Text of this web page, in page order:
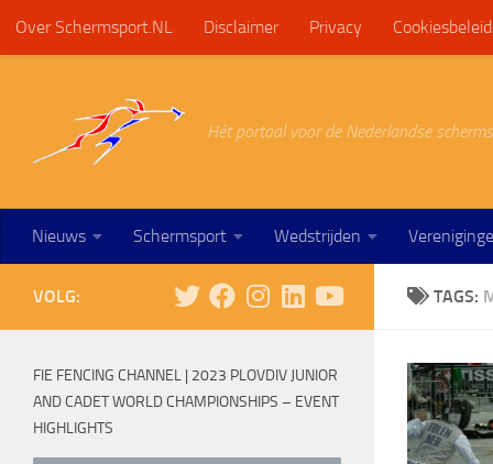
Doorgaan naar inhoud
Over Schermsport.NL Disclaimer Privacy
Hét portaal voor de Nederlandse
Nieuws Schermsport Wedstrijden
TAGS:
VOLG:
FIE FENCING CHANNEL | 2023 PLOVDIV JUNIOR
AND CADET WORLD CHAMPIONSHIPS – EVENT
HIGHLIGHTS